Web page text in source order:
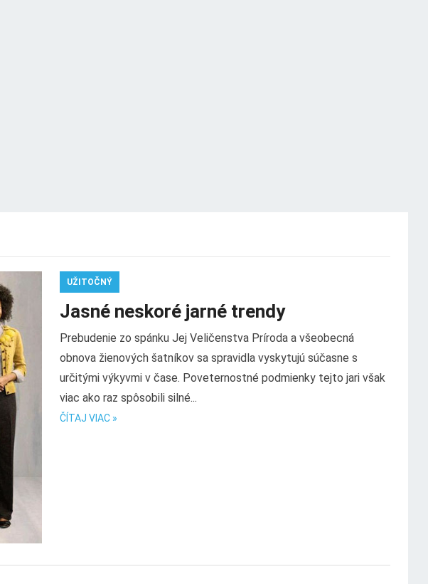
UŽITOČNÝ
Jasné neskoré jarné trendy
Prebudenie zo spánku Jej Veličenstva Príroda a všeobecná
obnova žienových šatníkov sa spravidla vyskytujú súčasne s
určitými výkyvmi v čase. Poveternostné podmienky tejto jari však
viac ako raz spôsobili silné...
ČÍTAJ VIAC »